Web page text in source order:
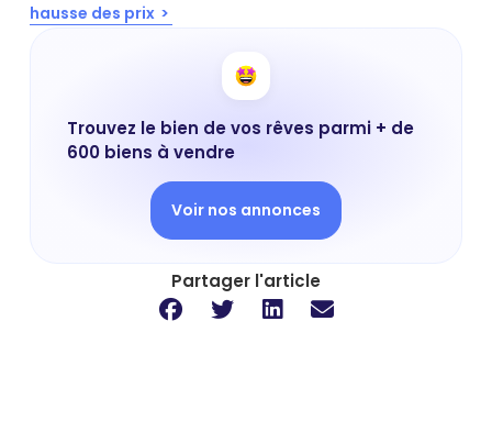
hausse des prix
Trouvez le bien de vos rêves parmi + de
600 biens à vendre
Voir nos annonces
Partager l'article